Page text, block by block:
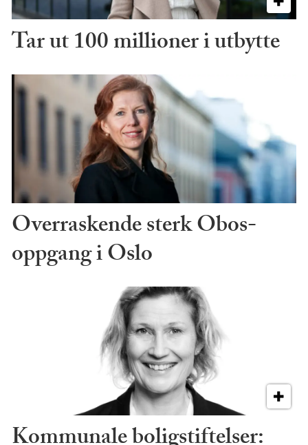
Tar ut 100 millioner i utbytte
Overraskende sterk Obos-
oppgang i Oslo